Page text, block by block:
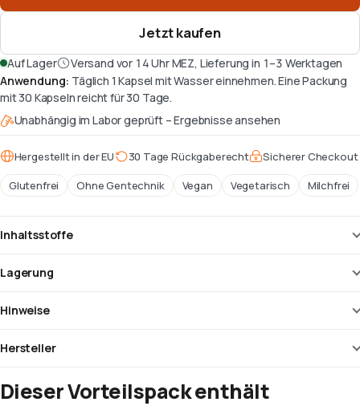
Jetzt kaufen
Auf Lager
Versand vor 14 Uhr MEZ, Lieferung in 1–3 Werktagen
Anwendung: Täglich 1 Kapsel mit Wasser einnehmen. Eine Packung
mit 30 Kapseln reicht für 30 Tage.
Unabhängig im Labor geprüft – Ergebnisse ansehen
Hergestellt in der EU 30 Tage Rückgaberecht
Sicherer Checkout
Glutenfrei
Ohne Gentechnik Vegan Vegetarisch Milchfrei
Inhaltsstoffe
Lagerung
Hinweise
Hersteller
Dieser Vorteilspack enthält